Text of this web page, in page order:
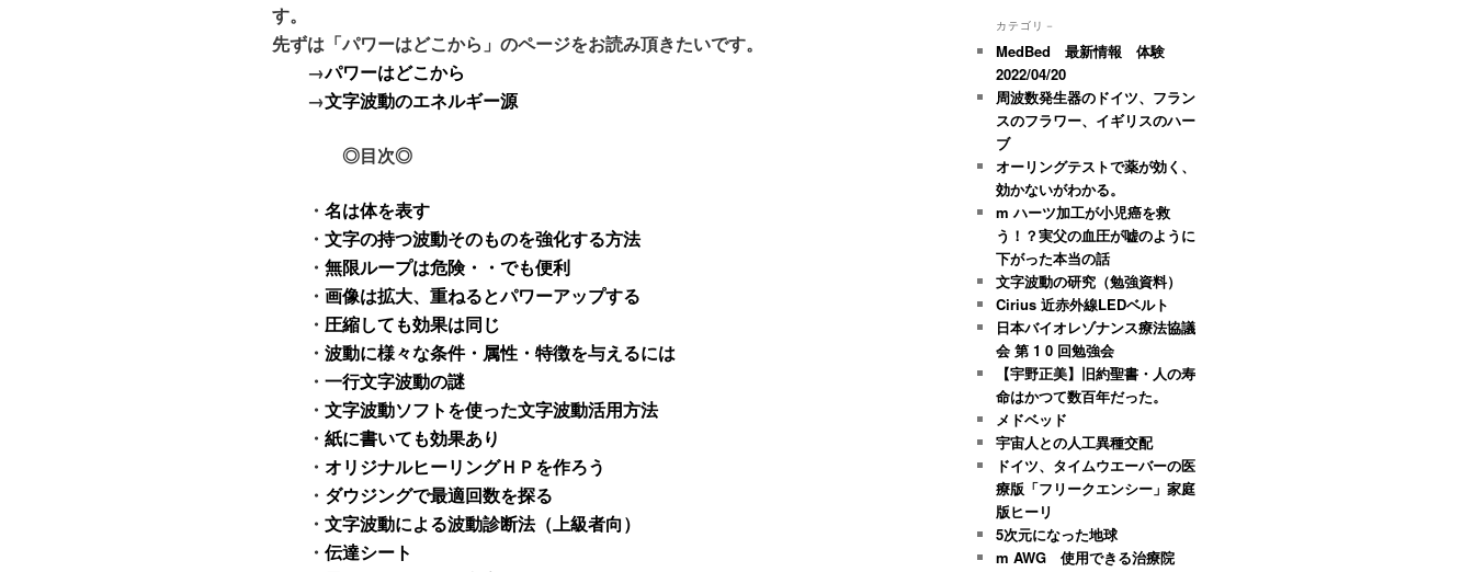
す。
先ずは「パワーはどこから」のページをお読み頂きたいです。
→パワーはどこから
→文字波動のエネルギー源
◎目次◎
・ 名は体を表す
・ 文字の持つ波動そのものを強化する方法
・ 無限ループは危険・・でも便利
・ 画像は拡大、重ねるとパワーアップする
・ 圧縮しても効果は同じ
・ 波動に様々な条件・属性・特徴を与えるには
・ 一行文字波動の謎
・ 文字波動ソフトを使った文字波動活用方法
・ 紙に書いても効果あり
・ オリジナルヒーリングＨＰを作ろう
・ ダウジングで最適回数を探る
・ 文字波動による波動診断法（上級者向）
・ 伝達シート
カテゴリ－
MedBed 最新情報 体験
2022/04/20
周波数発生器のドイツ、フラン
スのフラワー、イギリスのハー
ブ
オーリングテストで薬が効く、
効かないがわかる。
m ハーツ加工が小児癌を救
う！？実父の血圧が嘘のように
下がった本当の話
文字波動の研究（勉強資料）
Cirius 近赤外線LEDベルト
日本バイオレゾナンス療法協議
会 第 1 0 回勉強会
【宇野正美】旧約聖書・人の寿
命はかつて数百年だった。
メドベッド
宇宙人との人工異種交配
ドイツ、タイムウエーバーの医
療版「フリークエンシー」家庭
版ヒーリ
5次元になった地球
m AWG 使用できる治療院